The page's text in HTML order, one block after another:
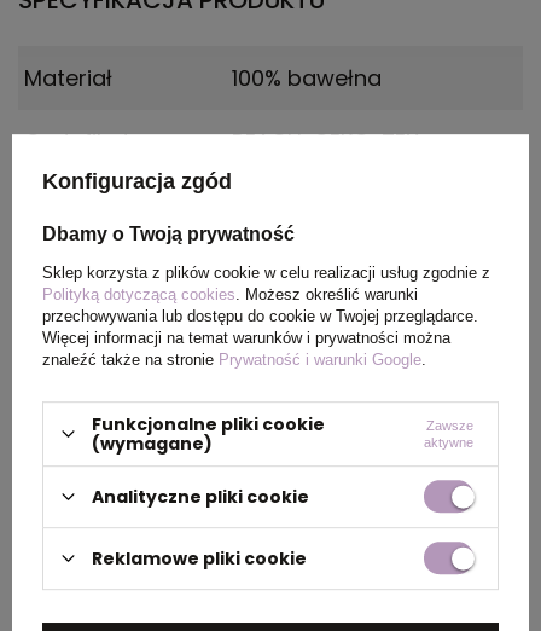
Materiał 100% bawełna
Certyfikat REACH, OEKO-TEX
Wymiary
produktu
Rozmiar: 3XL
Kolor Purpurowy
PAKOWANIE
Wymiary
0.470x0.310x0.350
Konfiguracja zgód
Dbamy o Twoją prywatność
Sklep korzysta z plików cookie w celu realizacji usług zgodnie z
Polityką dotyczącą cookies . Możesz określić warunki
przechowywania lub dostępu do cookie w Twojej przeglądarce.
Więcej informacji na temat warunków i prywatności można
znaleźć także na stronie Prywatność i warunki Google
Funkcjonalne pliki cookie
(wymagane)
Zawsze
aktywne
Analityczne pliki cookie
Reklamowe pliki cookie